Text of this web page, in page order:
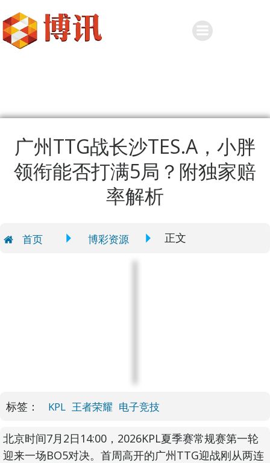
广州TTG战长沙TES.A，小胖
领衔能否打满5局？附独家赔
率解析
首页 博彩资源 正文
标签： KPL 王者荣耀 电子竞技
北京时间7月2日14:00，2026KPL夏季赛常规赛第一轮
迎来一场BO5对决。首周高开的广州TTG迎战刚从两连